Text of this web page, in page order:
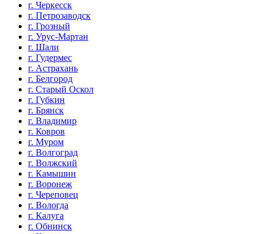
г. Черкесск
г. Петрозаводск
г. Грозный
г. Урус-Мартан
г. Шали
г. Гудермес
г. Астрахань
г. Белгород
г. Старый Оскол
г. Губкин
г. Брянск
г. Владимир
г. Ковров
г. Муром
г. Волгоград
г. Волжский
г. Камышин
г. Воронеж
г. Череповец
г. Вологда
г. Калуга
г. Обнинск